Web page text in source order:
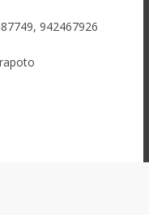
942467926